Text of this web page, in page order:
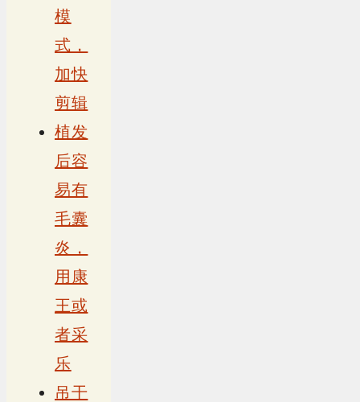
模
式，
加快
剪辑
植发
后容
易有
毛囊
炎，
用康
王或
者采
乐
吊干